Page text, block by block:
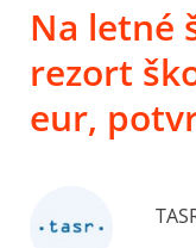
Na letné
rezort
eur,